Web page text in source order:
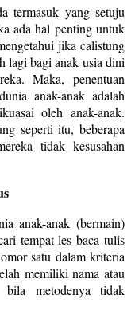
termasuk yang setuju
ada hal penting untuk
jika calistung
lagi bagi anak usia dini
Maka, penentuan
anak-anak adalah
oleh anak-anak.
seperti itu, beberapa
tidak kesusahan
anak-anak (bermain)
tempat les baca tulis
satu dalam kriteria
memiliki nama atau
metodenya tidak